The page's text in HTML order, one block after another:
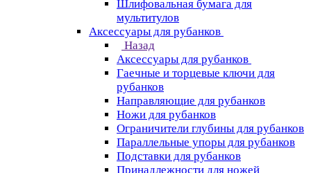
Шлифовальная бумага для
мультитулов
Аксессуары для рубанков
Назад
Аксессуары для рубанков
Гаечные и торцевые ключи для
рубанков
Направляющие для рубанков
Ножи для рубанков
Ограничители глубины для рубанков
Параллельные упоры для рубанков
Подставки для рубанков
Принадлежности для ножей